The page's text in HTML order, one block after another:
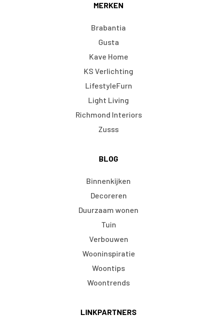
MERKEN
Brabantia
Gusta
Kave Home
KS Verlichting
LifestyleFurn
Light Living
Richmond Interiors
Zusss
BLOG
Binnenkijken
Decoreren
Duurzaam wonen
Tuin
Verbouwen
Wooninspiratie
Woontips
Woontrends
LINKPARTNERS